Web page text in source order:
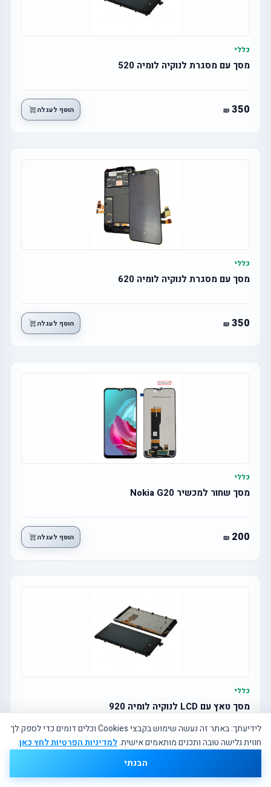
לידיעתך: באתר זה נעשה שימוש בקבצי Cookies וכלים דומים כדי לספק לך
חווית גלישה טובה ותכנים מותאמים אישית.למדיניות הפרטיות לחץ כאן.
הבנתי
כללי
מסך עם מסגרת לנוקיה לומיה 520
350 הוסף לעגלה
כללי
מסך עם מסגרת לנוקיה לומיה 620
350 הוסף לעגלה
כללי
מסך שחור למכשיר Nokia G20
200 הוסף לעגלה
כללי
מסך טאץ עם LCD לנוקיה לומיה 920
500 הוסף לעגלה